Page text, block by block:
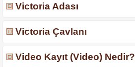
Victoria Adası
Victoria Çavlanı
Video Kayıt (Video) Nedir?